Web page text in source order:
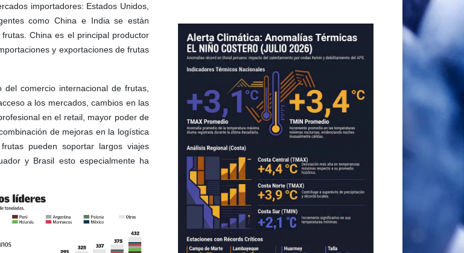
importadores: Estados Unidos,
como China e India se están
China es el principal productor
y exportaciones de frutas
comercio internacional de frutas,
a los mercados, cambios en las
en el retail, mayor poder de
de mejoras en la logística
pueden soportar largos viajes
y Brasil esto especialmente ha